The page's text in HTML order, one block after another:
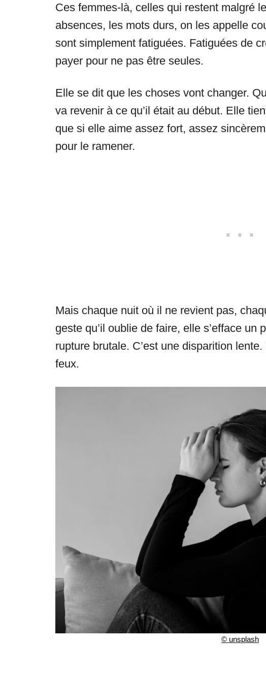
Ces femmes-là, celles qui restent malgré
absences, les mots durs, on les appelle
sont simplement fatiguées. Fatiguées de
payer pour ne pas être seules.
Elle se dit que les choses vont changer.
va revenir à ce qu’il était au début. Elle
que si elle aime assez fort, assez
pour le ramener.
Mais chaque nuit où il ne revient pas,
geste qu’il oublie de faire, elle s’efface un
rupture brutale. C’est une disparition
feux.
© unsplash